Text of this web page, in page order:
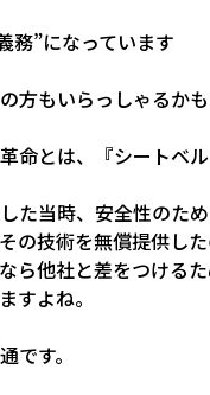
務”になっています
方もいらっしゃるかも
命とは、『シートベル
た当時、安全性のため
の技術を無償提供した
ら他社と差をつける
すよね。
です。